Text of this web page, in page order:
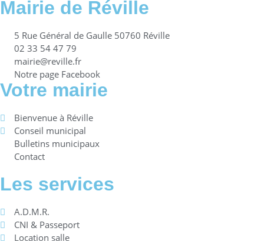
Mairie de Réville
5 Rue Général de Gaulle 50760 Réville
02 33 54 47 79
mairie@reville.fr
Notre page Facebook
Votre mairie
Bienvenue à Réville
Conseil municipal
Bulletins municipaux
Contact
Les services
A.D.M.R.
CNI & Passeport
Location salle